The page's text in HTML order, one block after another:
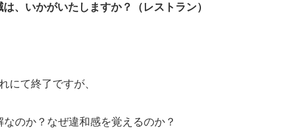
、いかがいたしますか？（レストラン）
にて終了ですが、
のか？なぜ違和感を覚えるのか？